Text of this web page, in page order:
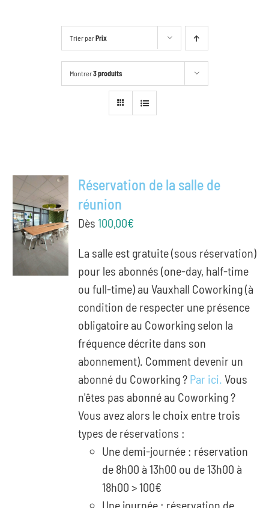
Trier parPrix
Montrer3 produits
Réservation de la salle de
réunion
Dès100,00€
La salle est gratuite (sous réservation)
pour les abonnés (one-day, half-time
ou full-time) au Vauxhall Coworking (à
condition de respecter une présence
obligatoire au Coworking selon la
fréquence décrite dans son
abonnement). Comment devenir un
abonné du Coworking ? Par ici. Vous
n'êtes pas abonné au Coworking ?
Vous avez alors le choix entre trois
types de réservations :
Une demi-journée : réservation
de 8h00 à 13h00 ou de 13h00 à
18h00 > 100€